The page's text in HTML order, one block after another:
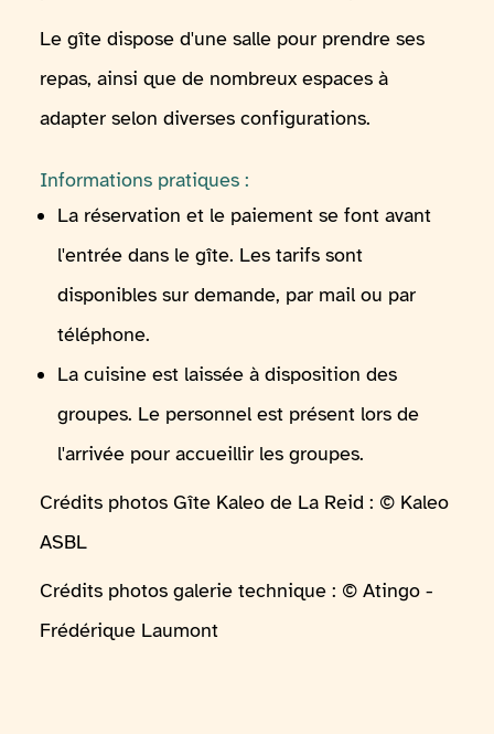
Le gîte dispose d'une salle pour prendre ses
repas, ainsi que de nombreux espaces à
adapter selon diverses configurations.
Informations pratiques :
La réservation et le paiement se font avant
l'entrée dans le gîte. Les tarifs sont
disponibles sur demande, par mail ou par
téléphone.
La cuisine est laissée à disposition des
groupes. Le personnel est présent lors de
l'arrivée pour accueillir les groupes.
Crédits photos Gîte Kaleo de La Reid : © Kaleo
ASBL
Crédits photos galerie technique : © Atingo -
Frédérique Laumont